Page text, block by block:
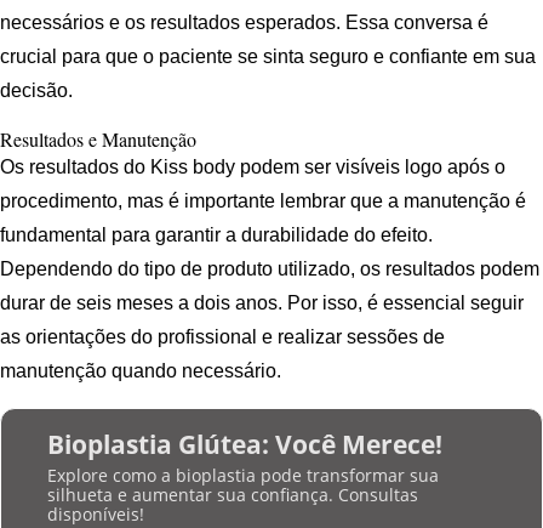
necessários e os resultados esperados. Essa conversa é
crucial para que o paciente se sinta seguro e confiante em sua
decisão.
Resultados e Manutenção
Os resultados do Kiss body podem ser visíveis logo após o
procedimento, mas é importante lembrar que a manutenção é
fundamental para garantir a durabilidade do efeito.
Dependendo do tipo de produto utilizado, os resultados podem
durar de seis meses a dois anos. Por isso, é essencial seguir
as orientações do profissional e realizar sessões de
manutenção quando necessário.
Bioplastia Glútea: Você Merece!
Explore como a bioplastia pode transformar sua
silhueta e aumentar sua confiança. Consultas
disponíveis!